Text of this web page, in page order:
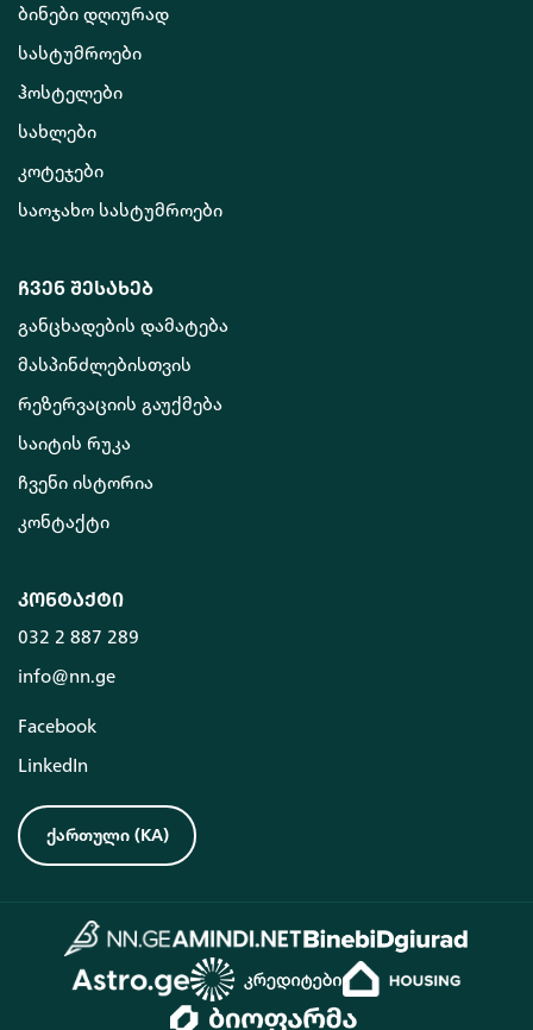
ბინები დღიურად
სასტუმროები
ჰოსტელები
სახლები
კოტეჯები
საოჯახო სასტუმროები
ჩვენ შესახებ
განცხადების დამატება
მასპინძლებისთვის
რეზერვაციის გაუქმება
საიტის რუკა
ჩვენი ისტორია
კონტაქტი
კონტაქტი
032 2 887 289
info@nn.ge
Facebook
LinkedIn
ქართული (KA)